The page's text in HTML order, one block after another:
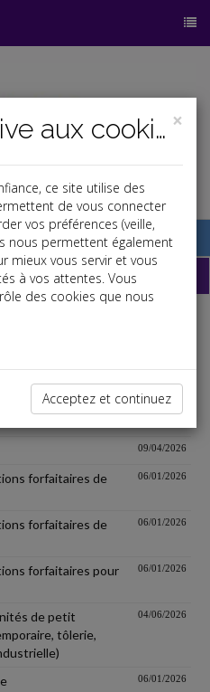
technologies
logement 06/01/2026
09/04/2026
forfaitaires de
06/01/2026
forfaitaires de
06/01/2026
forfaitaires pour
06/01/2026
de petit
tôlerie,
04/06/2026
06/01/2026
×
Politique relative aux cookies
ce site utilise des
de vous connecter
vos préférences (veille,
nous permettent également
mieux vous servir et vous
à vos attentes. Vous
des cookies que nous
Acceptez et continuez